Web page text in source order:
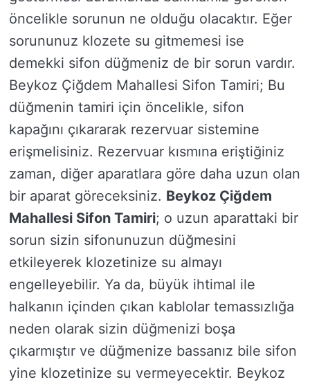
öncelikle sorunun ne olduğu olacaktır. Eğer
sorununuz klozete su gitmemesi ise
demekki sifon düğmeniz de bir sorun vardır.
Beykoz Çiğdem Mahallesi Sifon Tamiri; Bu
düğmenin tamiri için öncelikle, sifon
kapağını çıkararak rezervuar sistemine
erişmelisiniz. Rezervuar kısmına eriştiğiniz
zaman, diğer aparatlara göre daha uzun olan
bir aparat göreceksiniz. Beykoz Çiğdem
Mahallesi Sifon Tamiri; o uzun aparattaki bir
sorun sizin sifonunuzun düğmesini
etkileyerek klozetinize su almayı
engelleyebilir. Ya da, büyük ihtimal ile
halkanın içinden çıkan kablolar temassızlığa
neden olarak sizin düğmenizi boşa
çıkarmıştır ve düğmenize bassanız bile sifon
yine klozetinize su vermeyecektir. Beykoz